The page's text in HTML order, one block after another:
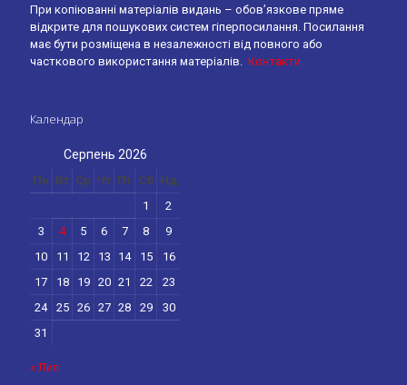
При копіюванні матеріалів видань – обов’язкове пряме
відкрите для пошукових систем гіперпосилання. Посилання
має бути розміщена в незалежності від повного або
часткового використання матеріалів. Контакти
Календар
Серпень 2026
Пн Вт Ср Чт Пт Сб Нд
1
2
3
4 5 6 7 8
9
10
11 12 13 14 15
16
17
18 19 20 21 22
23
24
25 26 27 28 29
30
31
« Лип